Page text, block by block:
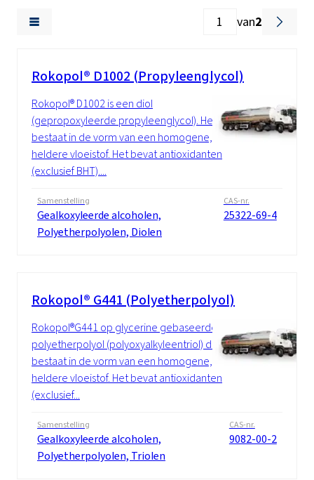
van2
Rokopol® D1002 (Propyleenglycol)
Rokopol® D1002 is een diol
(gepropoxyleerde propyleenglycol). Het
bestaat in de vorm van een homogene,
heldere vloeistof. Het bevat antioxidanten
(exclusief BHT)....
Samenstelling
Gealkoxyleerde alcoholen,
Polyetherpolyolen, Diolen
CAS-nr.
25322-69-4
Rokopol® G441 (Polyetherpolyol)
Rokopol®G441 op glycerine gebaseerde
polyetherpolyol (polyoxyalkyleentriol) dat
bestaat in de vorm van een homogene,
heldere vloeistof. Het bevat antioxidanten
(exclusief...
Samenstelling
Gealkoxyleerde alcoholen,
Polyetherpolyolen, Triolen
CAS-nr.
9082-00-2